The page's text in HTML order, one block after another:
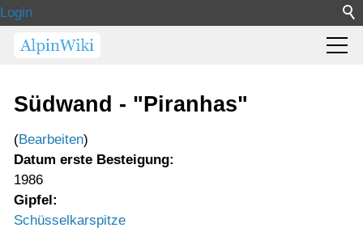
Login
Südwand - "Piranhas"
(Bearbeiten)
Datum erste Besteigung:
1986
Gipfel:
Schüsselkarspitze